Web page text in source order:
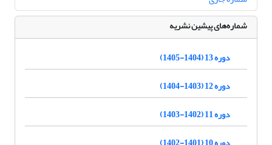
شماره‌های پیشین نشریه
دوره 13 (1404-1405)
دوره 12 (1403-1404)
دوره 11 (1402-1403)